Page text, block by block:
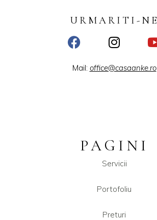
URMARITI-NE
Mail: office@casaanke.ro
PAGINI
Servicii
Portofoliu
Preturi